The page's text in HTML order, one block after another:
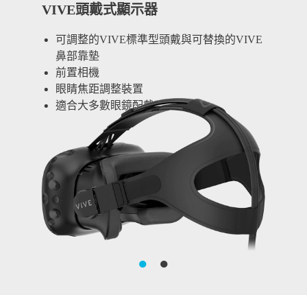
VIVE頭戴式顯示器
可調整的VIVE標準型頭戴與可替換的VIVE
鼻部靠墊
前置相機
眼睛焦距調整裝置
適合大多數眼鏡配戴
● ●